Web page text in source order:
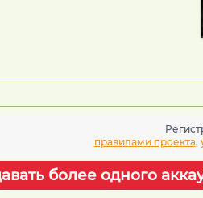
правилами проекта,
более одного